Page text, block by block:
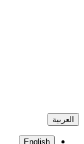
العربية
English